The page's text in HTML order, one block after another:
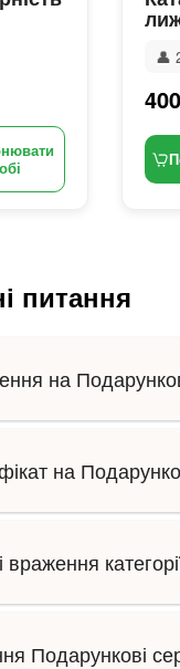
👤
питання
на
на
враження
Подарункові